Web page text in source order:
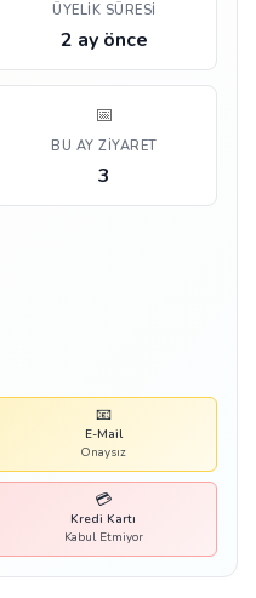
ÜYELIK SÜRESI
2 ay önce
📅
BU AY ZIYARET
3
📧
E-Mail
Onaysız
💳
Kredi Kartı
Kabul Etmiyor